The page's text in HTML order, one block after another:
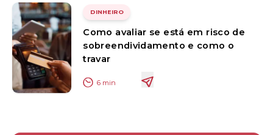
DINHEIRO
Como avaliar se está em risco de
sobreendividamento e como o
travar
6 min